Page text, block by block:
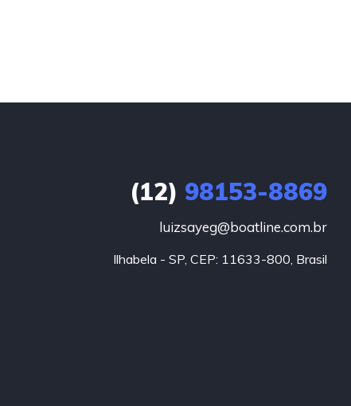
(12) 98153-8869
luizsayeg@boatline.com.br
Ilhabela - SP, CEP: 11633-800, Brasil